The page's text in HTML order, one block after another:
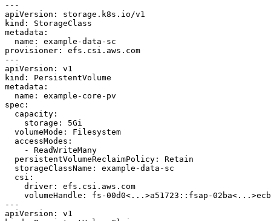
---
apiVersion: storage.k8s.io/v1
kind: StorageClass
metadata:
  name: example-data-sc
provisioner: efs.csi.aws.com
---
apiVersion: v1
kind: PersistentVolume
metadata:
  name: example-core-pv
spec:
  capacity:
    storage: 5Gi
  volumeMode: Filesystem
  accessModes:
    - ReadWriteMany
  persistentVolumeReclaimPolicy: Retain
  storageClassName: example-data-sc
  csi:
    driver: efs.csi.aws.com
volumeHandle: fs-00d0<...>a51723::fsap-
---
apiVersion: v1